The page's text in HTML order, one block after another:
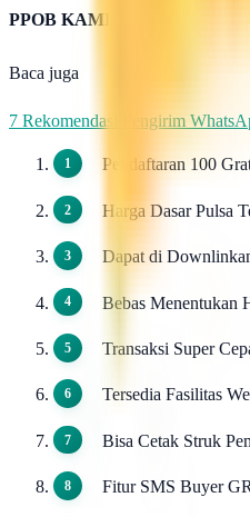
PPOB KAMI
Baca juga
7 Rekomendasi Pengirim
Pendaftaran 100
Harga Dasar Pulsa
Dapat di
Bebas Menentukan
Transaksi Super
Tersedia Fasilitas
Bisa Cetak Struk
Fitur SMS Buyer